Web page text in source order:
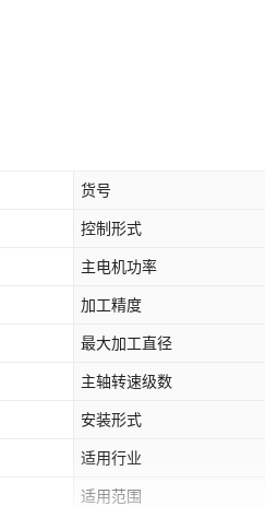
货号
控制形式
主电机功率
加工精度
最大加工直径
主轴转速级数
安装形式
适用行业
适用范围